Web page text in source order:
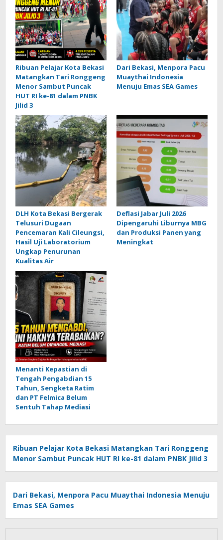
Ribuan Pelajar Kota Bekasi
Matangkan Tari Ronggeng
Menor Sambut Puncak
HUT RI ke-81 dalam PNBK
Jilid 3
Dari Bekasi, Menpora Pacu
Muaythai Indonesia
Menuju Emas SEA Games
DLH Kota Bekasi Bergerak
Telusuri Dugaan
Pencemaran Kali Cileungsi,
Hasil Uji Laboratorium
Ungkap Penurunan
Kualitas Air
Deflasi Jabar Juli 2026
Dipengaruhi Liburnya MBG
dan Produksi Panen yang
Meningkat
Menanti Kepastian di
Tengah Pengabdian 15
Tahun, Sengketa Ratim
dan PT Felmica Belum
Sentuh Tahap Mediasi
Ribuan Pelajar Kota Bekasi Matangkan Tari Ronggeng
Menor Sambut Puncak HUT RI ke-81 dalam PNBK Jilid 3
Dari Bekasi, Menpora Pacu Muaythai Indonesia Menuju
Emas SEA Games